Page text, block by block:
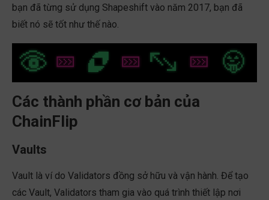
bạn đã từng sử dụng Shapeshift vào năm 2017, bạn đã
biết nó sẽ tốt như thế nào.
Các thành phần cơ bản của
ChainFlip
Vaults
Vault là ví do Validators đồng sở hữu và vận hành. Để tạo
các Vault, Validators tham gia vào quá trình thiết lập nơi